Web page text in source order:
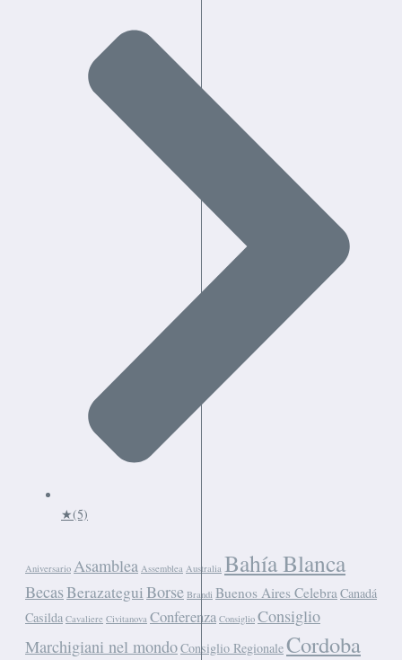
★(5)
Aniversario Asamblea Assemblea Australia Bahía Blanca
BecasBerazateguiBorse Brandi Buenos Aires Celebra Canadá
Casilda Cavaliere Civitanova Conferenza Consiglio Consiglio
Marchigiani nel mondoConsiglio RegionaleCordoba